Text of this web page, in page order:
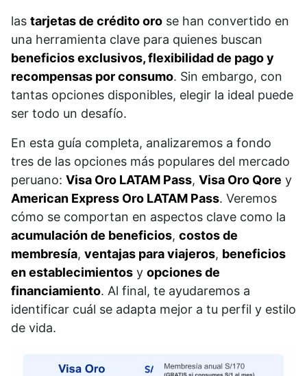
las tarjetas de crédito oro se han convertido en
una herramienta clave para quienes buscan
beneficios exclusivos, flexibilidad de pago y
recompensas por consumo. Sin embargo, con
tantas opciones disponibles, elegir la ideal puede
ser todo un desafío.
En esta guía completa, analizaremos a fondo
tres de las opciones más populares del mercado
peruano: Visa Oro LATAM Pass, Visa Oro Qore y
American Express Oro LATAM Pass. Veremos
cómo se comportan en aspectos clave como la
acumulación de beneficios, costos de
membresía, ventajas para viajeros, beneficios
en establecimientos y opciones de
financiamiento. Al final, te ayudaremos a
identificar cuál se adapta mejor a tu perfil y estilo
de vida.